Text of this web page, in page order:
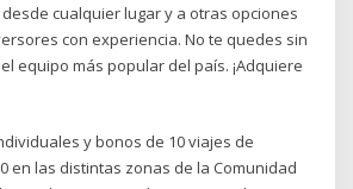
cualquier lugar y a otras opciones
con experiencia. No te quedes sin
equipo más popular del país. ¡Adquiere
y bonos de 10 viajes de
en las distintas zonas de la Comunidad